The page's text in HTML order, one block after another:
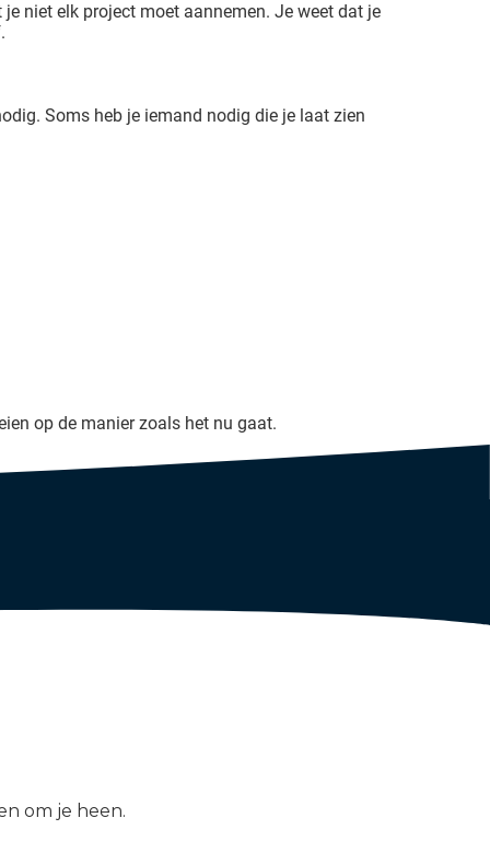
niet elk project moet aannemen. Je weet dat je
Soms heb je iemand nodig die je laat zien
op de manier zoals het nu gaat.
om je heen.